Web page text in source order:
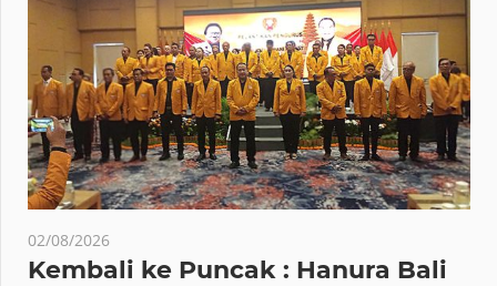
02/08/2026
Kembali ke Puncak : Hanura Bali